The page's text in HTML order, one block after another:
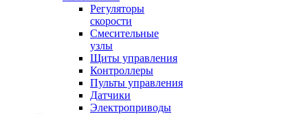
Регуляторы
скорости
Смесительные
узлы
Щиты управления
Контроллеры
Пульты управления
Датчики
Электроприводы